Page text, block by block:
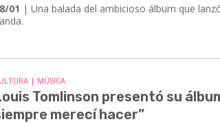
01 | Una balada del ambicioso álbum que
| MÚSICA
Tomlinson presentó su
merecí hacer”